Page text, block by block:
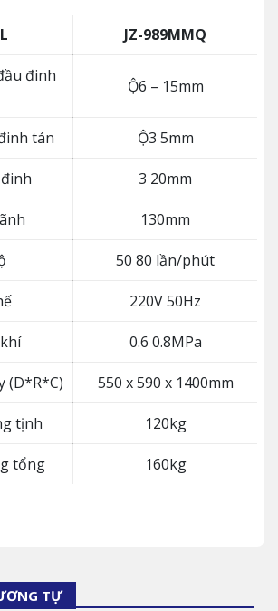
JZ-989MMQ
đinh
Ộ6 – 15mm
tán Ộ3 5mm
3 20mm
130mm
50 80 lần/phút
220V 50Hz
0.6 0.8MPa
(D*R*C) 550 x 590 x 1400mm
tịnh 120kg
tổng 160kg
TỰ